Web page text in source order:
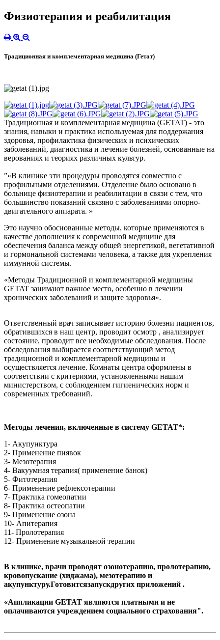
Физиотерапия и реабилитация
Традиционная и комплементарная медицина (Гетат)
Традиционная и комплементарная медицина (GETAT) - это
знания, навыки и практика используемая для поддержания
здоровья, профилактика физических и психических
заболеваний, диагностика и лечение болезней, основанные на
верованиях и теориях различных культур.
”«В клинике эти процедуры проводятся совместно с
профильными отделениями. Отделение было основано в
больнице физиотерапии и реабилитации в связи с тем, что
большинство показаний связяно с заболеваниями опорно-
двигательного аппарата. »
Это научно обоснованные методы, которые применяются в
качестве дополнения к современной медицине для
обеспечения баланса между общей энергетикой, вегетативной
и гормональной системами человека, а также для укрепления
иммунной системы.
«Методы Традиционной и комплементарной медицины
GETAT занимают важное место, особенно в лечении
хронических заболеваний и защите здоровья».
Ответственный врач записывает историю болезни пациентов,
обратившихся в наш центр, проводит осмотр , анализирует
состояние, проводит все необходимые обследования. После
обследования выбирается соответствующий метод
традиционной и комплементарной медицины и
осуществляется лечение. Комнаты центра оформлены в
соответствии с критериями, установленными нашим
министерством, с соблюдением гигиенических норм и
современных требований.
Методы лечения, включенные в систему GETAT*:
1- Акупунктура
2- Применение пиявок
3- Мезотерапия
4- Вакуумная терапия( применение банок)
5- Фитотерапия
6- Применение рефлексотерапии
7- Практика гомеопатии
8- Практика остеопатии
9- Применение озона
10- Апитерапия
11- Пролотерапия
12- Применение музыкальной терапии
В клинике, врачи проводят озонотерапию, пролотерапию,
кровопускание (хиджама), мезотерапию и
акупунктуру.Готовитсязапускдругих приложений .
«Аппликации GETAT являются платными и не
оплачиваются учреждением социального страхования".